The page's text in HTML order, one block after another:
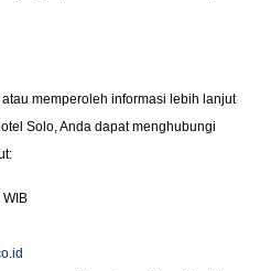
memperoleh informasi lebih lanjut
Solo, Anda dapat menghubungi
WIB